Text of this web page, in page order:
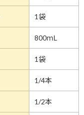
1袋
800ｍL
1袋
1/4本
1/2本